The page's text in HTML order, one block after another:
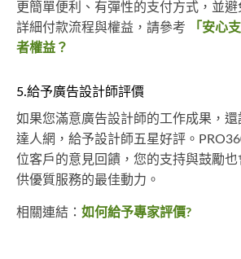
更簡單便利、有彈性的支付方式，並
詳細付款流程與權益，請參考
「安心
者權益？
5.給予廣告設計師評價
如果您滿意廣告設計師的工作成果，
達人網，給予設計師五星好評。
位客戶的意見回饋，您的支持與鼓勵
供優質服務的最佳動力。
相關連結： 如何給予專家評價?